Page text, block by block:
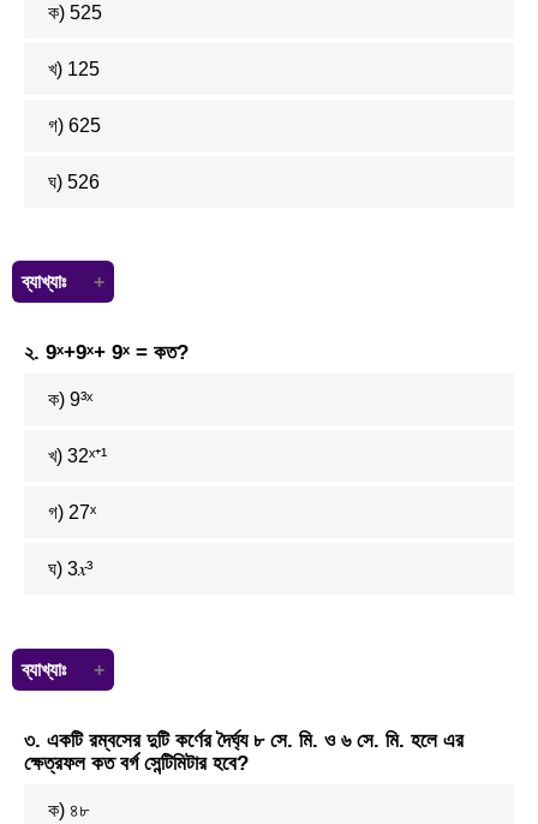
ক) 525
খ) 125
গ) 625
ঘ) 526
ব্যাখ্যাঃ
বা, 1 ÷ a³ = 2 ÷ 10
বা, a³ = 5
বা, a¹² = (a³)⁴
২. 9ˣ+9ˣ+ 9ˣ = কত?
ক) 9³ˣ
খ) 32ˣ⁺¹
গ) 27ˣ
ঘ) 3𝑥³
ব্যাখ্যাঃ
9ˣ+9ˣ+9ˣ
= 3.9ˣ
= 3.²ˣ
৩. একটি রম্বসের দুটি কর্ণের দৈর্ঘ্য ৮ সে. মি. ও ৬ সে. মি. হলে এর
ক্ষেত্রফল কত বর্গ সেন্টিমিটার হবে?
ক) ৪৮